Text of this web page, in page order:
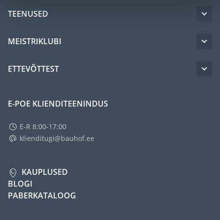
TEENUSED
MEISTRIKLUBI
ETTEVÕTTEST
E-POE KLIENDITEENINDUS
E-R 8:00-17:00
klienditugi@bauhof.ee
KAUPLUSED
BLOGI
PABERKATALOOG